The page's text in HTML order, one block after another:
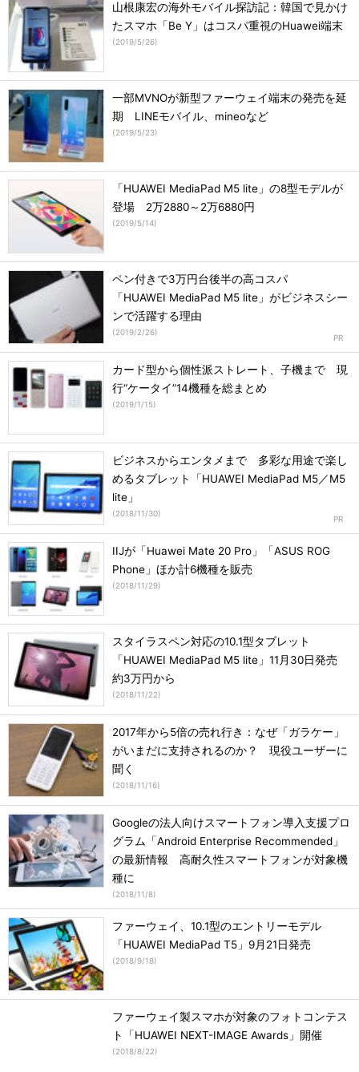
山根康宏の海外モバイル探訪記：韓国で見かけ
たスマホ「Be Y」はコスパ重視のHuawei端末
(2019/5/26)
一部MVNOが新型ファーウェイ端末の発売を延
期 LINEモバイル、mineoなど
(2019/5/23)
「HUAWEI MediaPad M5 lite」の8型モデルが
登場 2万2880～2万6880円
(2019/5/14)
ペン付きで3万円台後半の高コスパ
「HUAWEI MediaPad M5 lite」がビジネスシー
ンで活躍する理由
(2019/2/26)
カード型から個性派ストレート、子機まで 現
行“ケータイ”14機種を総まとめ
(2019/1/15)
ビジネスからエンタメまで 多彩な用途で楽し
めるタブレット「HUAWEI MediaPad M5／M5
lite」
(2018/11/30)
IIJが「Huawei Mate 20 Pro」「ASUS ROG
Phone」ほか計6機種を販売
(2018/11/29)
スタイラスペン対応の10.1型タブレット
「HUAWEI MediaPad M5 lite」11月30日発売
約3万円から
(2018/11/22)
2017年から5倍の売れ行き：なぜ「ガラケー」
がいまだに支持されるのか？ 現役ユーザーに
聞く
(2018/11/16)
Googleの法人向けスマートフォン導入支援プロ
グラム「Android Enterprise Recommended」
の最新情報 高耐久性スマートフォンが対象機
種に
(2018/11/8)
ファーウェイ、10.1型のエントリーモデル
「HUAWEI MediaPad T5」9月21日発売
(2018/9/18)
ファーウェイ製スマホが対象のフォトコンテス
ト「HUAWEI NEXT-IMAGE Awards」開催
(2018/8/22)